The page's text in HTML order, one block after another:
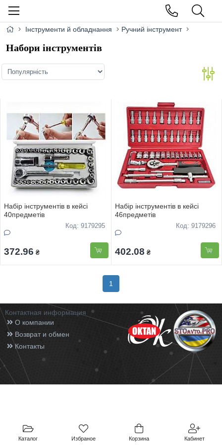
Каталог Избраное Корзина Кабинет
Інструменти й обладнання Ручний інструмент
Набори інструментів
Набiр iнструментiв в кейсi
40предметiв
Код: 9179295
372.96 ₴
Набiр iнструментiв в кейсi
46предметiв
Код: 9179296
402.08 ₴
1
Контактная информация
О компании
Возврат и обмен
Контакты